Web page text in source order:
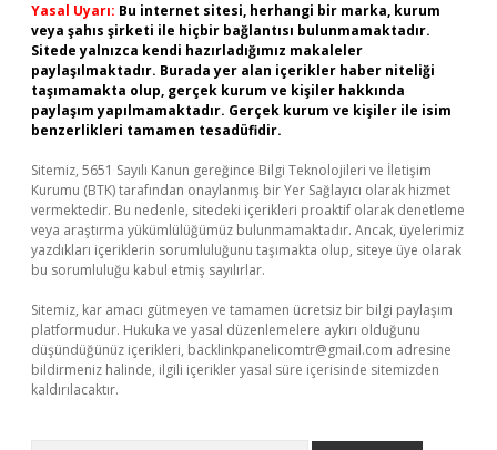
Yasal Uyarı: Bu internet sitesi, herhangi bir marka, kurum
veya şahıs şirketi ile hiçbir bağlantısı bulunmamaktadır.
Sitede yalnızca kendi hazırladığımız makaleler
paylaşılmaktadır. Burada yer alan içerikler haber niteliği
taşımamakta olup, gerçek kurum ve kişiler hakkında
paylaşım yapılmamaktadır. Gerçek kurum ve kişiler ile isim
benzerlikleri tamamen tesadüfidir.
Sitemiz, 5651 Sayılı Kanun gereğince Bilgi Teknolojileri ve İletişim
Kurumu (BTK) tarafından onaylanmış bir Yer Sağlayıcı olarak hizmet
vermektedir. Bu nedenle, sitedeki içerikleri proaktif olarak denetleme
veya araştırma yükümlülüğümüz bulunmamaktadır. Ancak, üyelerimiz
yazdıkları içeriklerin sorumluluğunu taşımakta olup, siteye üye olarak
bu sorumluluğu kabul etmiş sayılırlar.
Sitemiz, kar amacı gütmeyen ve tamamen ücretsiz bir bilgi paylaşım
platformudur. Hukuka ve yasal düzenlemelere aykırı olduğunu
düşündüğünüz içerikleri, backlinkpanelicomtr@gmail.com adresine
bildirmeniz halinde, ilgili içerikler yasal süre içerisinde sitemizden
kaldırılacaktır.